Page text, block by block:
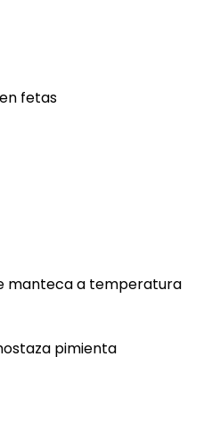
fetas
manteca a temperatura
pimienta